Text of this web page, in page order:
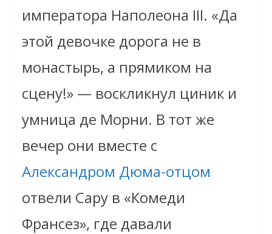
императора Наполеона III. «Да
этой девочке дорога не в
монастырь, а прямиком на
сцену!» — воскликнул циник и
умница де Морни. В тот же
вечер они вместе с
Александром Дюма-отцом
отвели Сару в «Комеди
Франсез», где давали